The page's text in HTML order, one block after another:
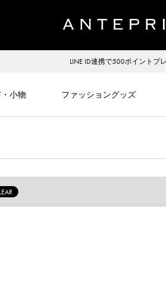
LINE ID連携で500ポイントプ
小物 ファッショングッズ